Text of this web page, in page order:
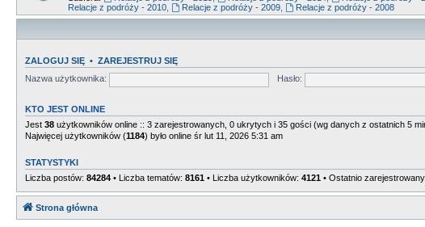
Relacje z podróży - 2010
Relacje z podróży - 2009, Relacje z podróży - 2008
ZALOGUJ SIĘ • ZAREJESTRUJ SIĘ
Nazwa użytkownika:
Hasło:
KTO JEST ONLINE
Jest 38 użytkowników online :: 3 zarejestrowanych, 0 ukrytych i 35 gości (wg danych z ostatnich 5
Najwięcej użytkowników (1184) było online śr lut 11, 2026 5:31 am
STATYSTYKI
Liczba postów: 84284 • Liczba tematów: 8161 • Liczba użytkowników: 4121 • Ostatnio
Strona główna